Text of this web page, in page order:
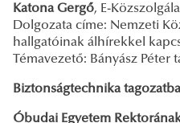
Katona Gergő, E-
Dolgozata címe: Nemzeti
hallgatóinak álhírekkel
Témavezető: Bányász Péter
Biztonságtechnika
Óbudai Egyetem